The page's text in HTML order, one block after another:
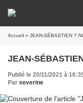
Accueil » JEAN-SÉBASTIEN ?
JEAN-
Publié le 20/11/2021 à
Par severine